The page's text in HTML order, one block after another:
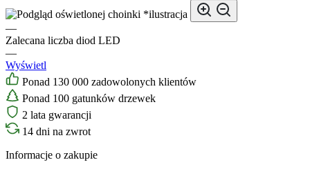
*ilustracja
—
Zalecana liczba diod LED
—
Wyświetl
Ponad 130 000 zadowolonych klientów
Ponad 100 gatunków drzewek
2 lata gwarancji
14 dni na zwrot
Informacje o zakupie